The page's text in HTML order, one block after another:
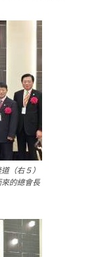
（右５）
的總會長